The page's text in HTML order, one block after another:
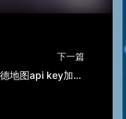
下一篇